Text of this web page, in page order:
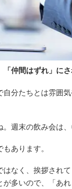
「仲間はずれ」に
分たちとは雰囲
週末の飲み会は
あります。
なく、挨拶され
多いので、「あ